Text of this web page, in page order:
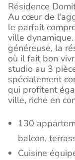
Résidence
Au cœur de
le parfait
ville
généreuse, la
où il fait bon
studio au 3
spécialement
qui profitent
ville, riche en
130
balcon,
Cuisine